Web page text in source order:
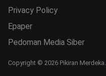
Privacy Policy
Epaper
Pedoman Media Siber
Copyright © 2026 Pikiran